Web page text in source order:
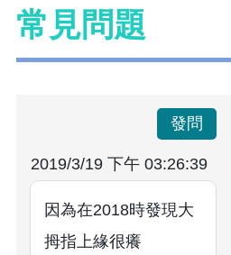
常見問題
發問
2019/3/19 下午 03:26:39
因為在2018時發現大
拇指上緣很癢